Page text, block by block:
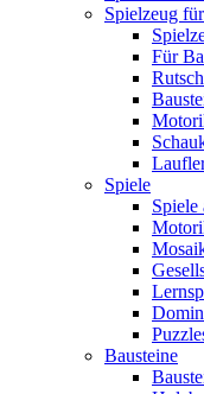
Spielzeug
Für
Spiele
Spiele
Bausteine